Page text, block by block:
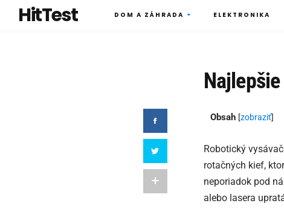
HitTest DOM A ZÁHRADA ELEKTRONIKA
Obsah [zobraziť]
Robotický
rotačných kief,
neporiadok pod
alebo lasera